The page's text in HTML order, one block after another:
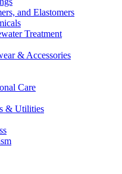
and Elastomers
Treatment
& Accessories
Care
& Utilities